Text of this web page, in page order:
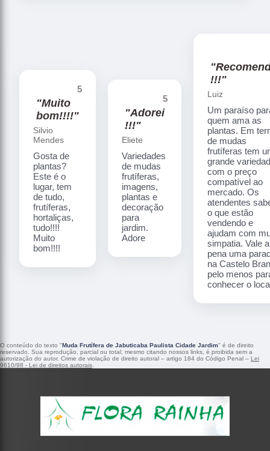
5
"Muito
bom!!!!"
Silvio
Mendes
Gosta de
plantas?
Este é o
lugar, tem
de tudo,
frutíferas,
hortaliças,
tudo!!!!
Muito
bom!!!!
5
"Adorei
!!!"
Eliete
Variedades
de mudas
frutíferas,
imagens,
plantas e
decoração
para
jardim.
Adore
!!!"
Luiz
Um paraíso
quem ama as
plantas. Em
de mudas
frutíferas tem
grande
com o preço
compatível ao
mercado. Os
atendentes
o que estão
vendendo e
ajudam com
simpatia. Vale a
pena uma
na Castelo
pelo menos
conhecer o
O conteúdo do texto "Muda Frutífera de Jabuticaba Paulista Cidade Jardim" é de direito
reservado. Sua reprodução, parcial ou total, mesmo citando nossos links, é proibida sem a
autorização do autor. Crime de violação de direito autoral – artigo 184 do Código Penal – Lei
9610/98 - Lei de direitos autorais